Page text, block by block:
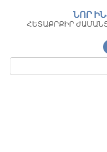
контенту
ՆՈՐ
ՀԵՏԱՔՐՔԻՐ
Поиск: